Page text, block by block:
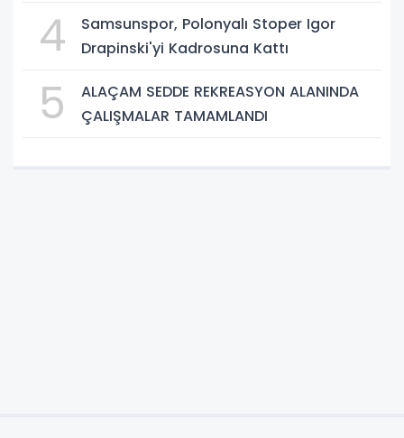
4
Samsunspor, Polonyalı Stoper Igor
Drapinski'yi Kadrosuna Kattı
5
ALAÇAM SEDDE REKREASYON ALANINDA
ÇALIŞMALAR TAMAMLANDI